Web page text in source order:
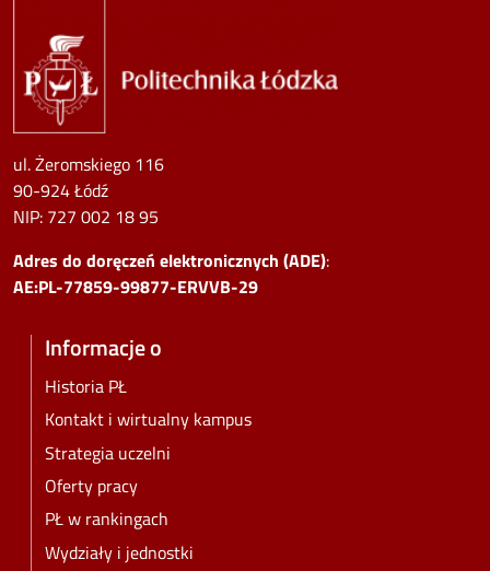
ul. Żeromskiego 116
90-924 Łódź
NIP: 727 002 18 95
Adres do doręczeń elektronicznych (ADE):
AE:PL-77859-99877-ERVVB-29
Informacje o
Historia PŁ
Kontakt i wirtualny kampus
Strategia uczelni
Oferty pracy
PŁ w rankingach
Wydziały i jednostki